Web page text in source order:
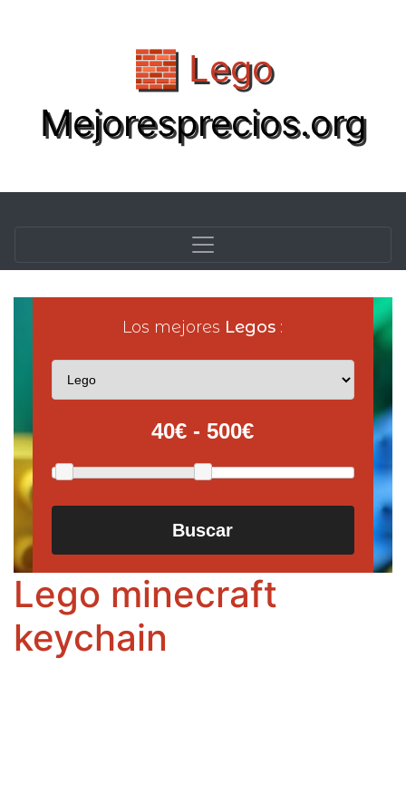
🧱 Lego
Mejoresprecios.org
Los mejores Legos :
Buscar
Lego minecraft
keychain